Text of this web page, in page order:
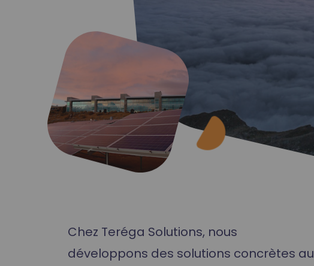
Chez Teréga Solutions, nous
développons des solutions concrètes au